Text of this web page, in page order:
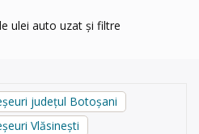
ulei auto uzat și filtre
județul Botoșani
Vlăsineşti